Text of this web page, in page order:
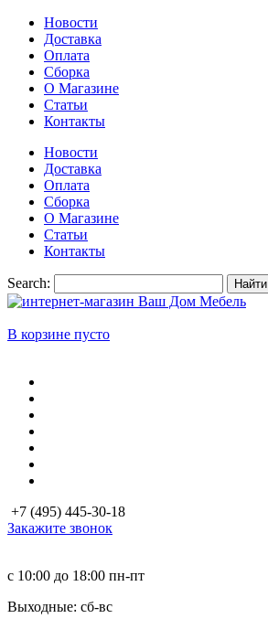
Новости
Доставка
Оплата
Сборка
О Магазине
Статьи
Контакты
Новости
Доставка
Оплата
Сборка
О Магазине
Статьи
Контакты
Search: Найти
В корзине пусто
+7 (495) 445-30-18
Закажите звонок
с 10:00 до 18:00 пн-пт
Выходные: сб-вc